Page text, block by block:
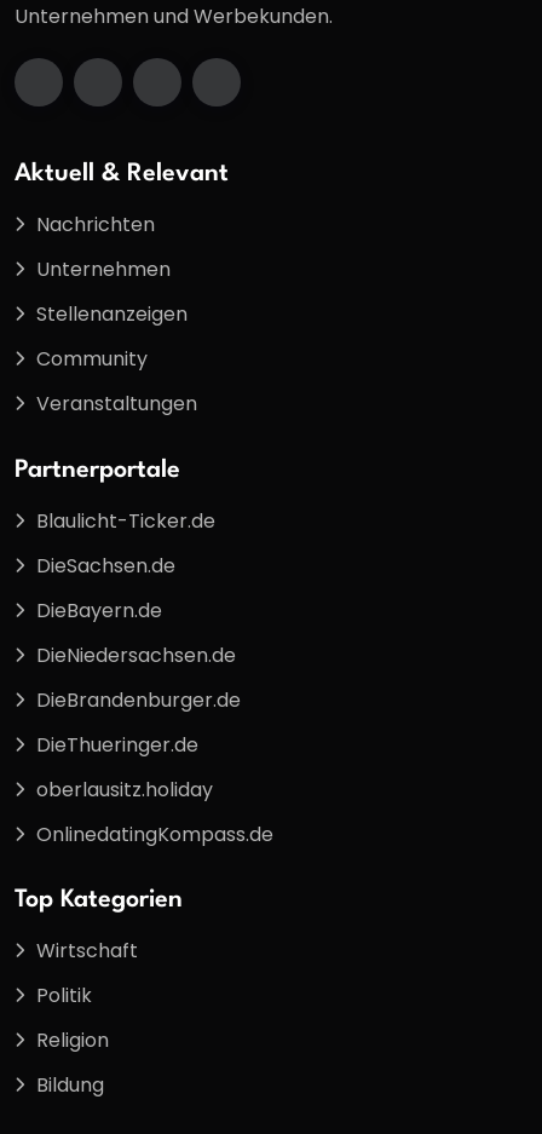
Unternehmen und Werbekunden.
Aktuell & Relevant
Nachrichten
Unternehmen
Stellenanzeigen
Community
Veranstaltungen
Partnerportale
Blaulicht-Ticker.de
DieSachsen.de
DieBayern.de
DieNiedersachsen.de
DieBrandenburger.de
DieThueringer.de
oberlausitz.holiday
OnlinedatingKompass.de
Top Kategorien
Wirtschaft
Politik
Religion
Bildung